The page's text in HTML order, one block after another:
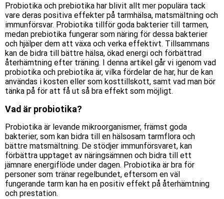
Probiotika och prebiotika har blivit allt mer populära tack
vare deras positiva effekter på tarmhälsa, matsmältning och
immunförsvar. Probiotika tillför goda bakterier till tarmen,
medan prebiotika fungerar som näring för dessa bakterier
och hjälper dem att växa och verka effektivt. Tillsammans
kan de bidra till bättre hälsa, ökad energi och förbättrad
återhämtning efter träning. I denna artikel går vi igenom vad
probiotika och prebiotika är, vilka fördelar de har, hur de kan
användas i kosten eller som kosttillskott, samt vad man bör
tänka på för att få ut så bra effekt som möjligt.
Vad är probiotika?
Probiotika är levande mikroorganismer, främst goda
bakterier, som kan bidra till en hälsosam tarmflora och
bättre matsmältning. De stödjer immunförsvaret, kan
förbättra upptaget av näringsämnen och bidra till ett
jämnare energiflöde under dagen. Probiotika är bra för
personer som tränar regelbundet, eftersom en väl
fungerande tarm kan ha en positiv effekt på återhämtning
och prestation.